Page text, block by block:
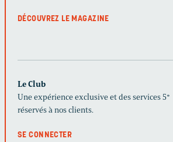
DÉCOUVREZ LE MAGAZINE
Le Club
Une expérience exclusive et des services 5*
réservés à nos clients.
SE CONNECTER